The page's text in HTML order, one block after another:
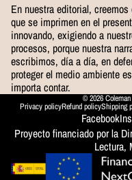
En nuestra editorial,
que se imprimen en el
innovando, exigiendo a
procesos, porque nuestra
escribimos, día a día, en
proteger el medio ambiente
importa contar.
© 2026
Privacy policyRefund policyShipping
Facebook
Proyecto financiado por la
Lectura,